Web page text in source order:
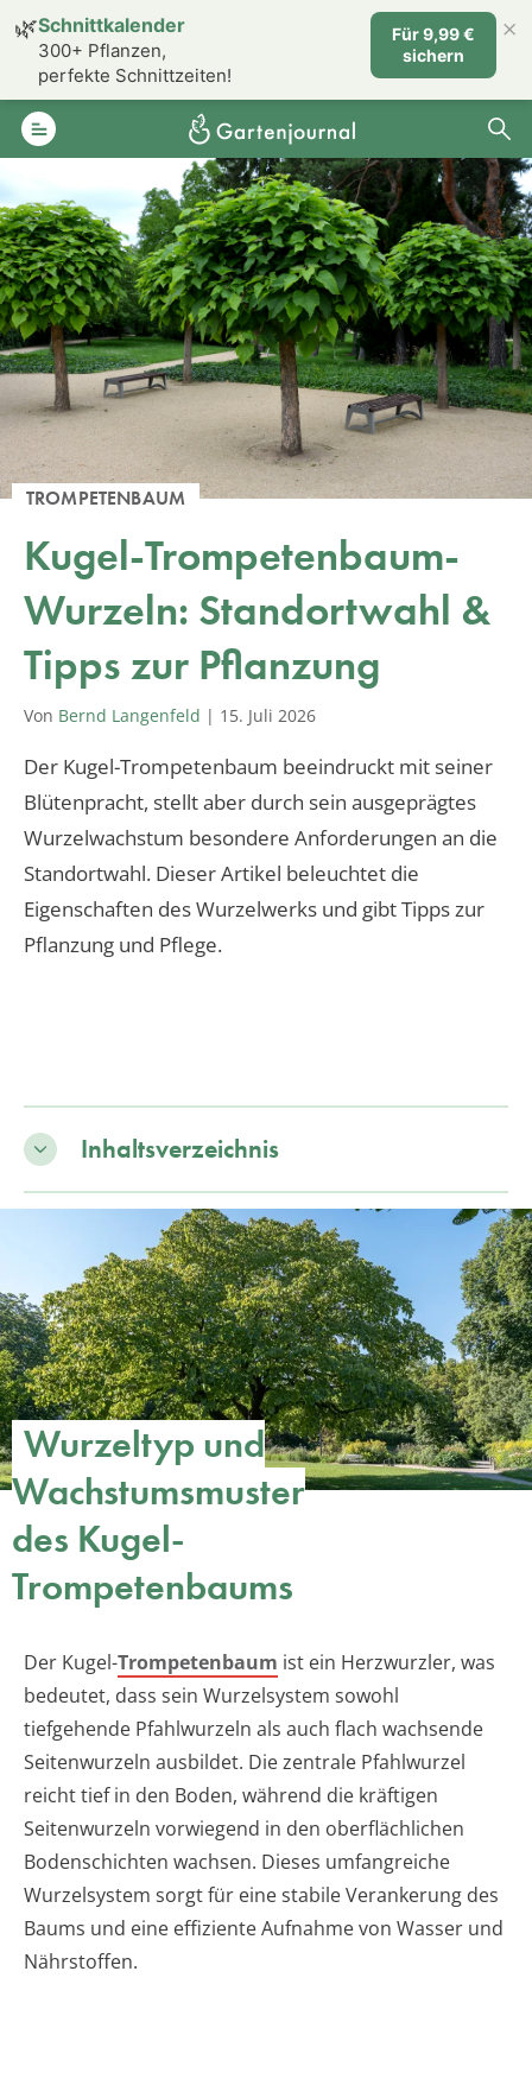
TROMPETENBAUM
Kugel-Trompetenbaum-
Wurzeln: Standortwahl &
Tipps zur Pflanzung
Von Bernd Langenfeld | 15. Juli 2026
Der Kugel-Trompetenbaum beeindruckt mit seiner
Blütenpracht, stellt aber durch sein ausgeprägtes
Wurzelwachstum besondere Anforderungen an die
Standortwahl. Dieser Artikel beleuchtet die
Eigenschaften des Wurzelwerks und gibt Tipps zur
Pflanzung und Pflege.
Inhaltsverzeichnis
Wurzeltyp und
Wachstumsmuster
des Kugel-
Trompetenbaums
Der Kugel-Trompetenbaum ist ein Herzwurzler, was
bedeutet, dass sein Wurzelsystem sowohl
tiefgehende Pfahlwurzeln als auch flach wachsende
Seitenwurzeln ausbildet. Die zentrale Pfahlwurzel
reicht tief in den Boden, während die kräftigen
Seitenwurzeln vorwiegend in den oberflächlichen
Bodenschichten wachsen. Dieses umfangreiche
Wurzelsystem sorgt für eine stabile Verankerung des
Baums und eine effiziente Aufnahme von Wasser und
Nährstoffen.
🌿Schnittkalender
300+ Pflanzen,
perfekte Schnittzeiten!
Für 9,99 €
sichern
×